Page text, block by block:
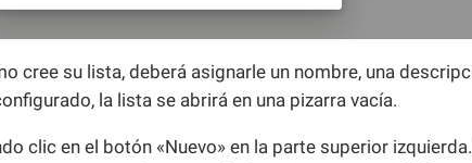
cree su lista, deberá asignarle un nombre, una
la lista se abrirá en una pizarra vacía.
clic en el botón «Nuevo» en la parte superior